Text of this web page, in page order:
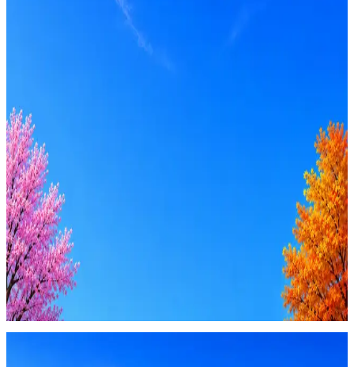
Оффер быстрее с Эйч
Будьте осторожны: если работодатель просит войти через
Google, iCloud или Госуслуги, прислать код или пароль,
запустить ПО или перевести деньги — это мошенники.
Жмите Пожаловаться